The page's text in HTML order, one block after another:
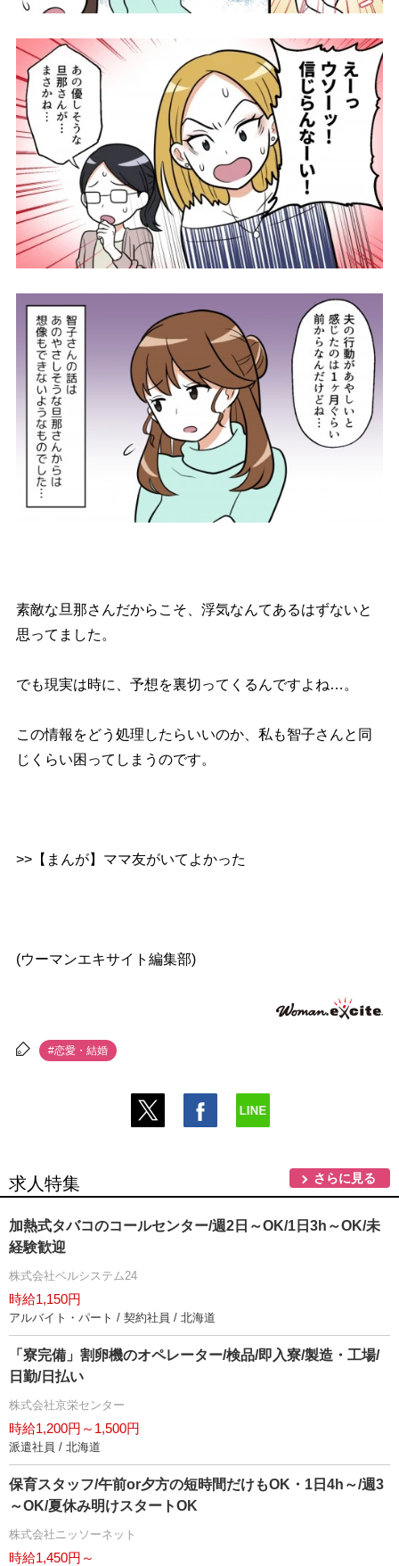
素敵な旦那さんだからこそ、浮気なんてあるはずないと
思ってました。
でも現実は時に、予想を裏切ってくるんですよね…。
この情報をどう処理したらいいのか、私も智子さんと同
じくらい困ってしまうのです。
>>【まんが】ママ友がいてよかった
(ウーマンエキサイト編集部)
#恋愛・結婚
求人特集 さらに見る
加熱式タバコのコールセンター/週2日～OK/1日3h～OK/未
経験歓迎
株式会社ベルシステム24
時給1,150円
アルバイト・パート / 契約社員 / 北海道
「寮完備」割卵機のオペレーター/検品/即入寮/製造・工場/
日勤/日払い
株式会社京栄センター
時給1,200円～1,500円
派遣社員 / 北海道
保育スタッフ/午前or夕方の短時間だけもOK・1日4h～/週3
～OK/夏休み明けスタートOK
株式会社ニッソーネット
時給1,450円～